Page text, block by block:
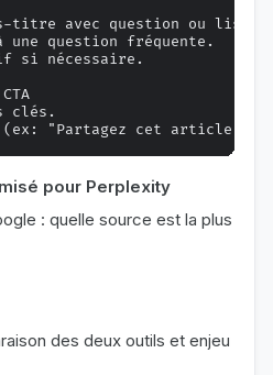
titre avec question ou liste
une question fréquente.
si nécessaire.
clés.
pour Perplexity
: quelle source est la plus
des deux outils et enjeu